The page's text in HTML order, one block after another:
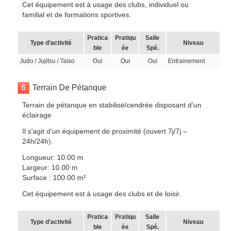
Cet équipement est à usage des clubs, individuel ou
familial et de formations sportives.
Type d’activité
Pratica
ble
Pratiqu
ée
Salle
Spé.
Niveau
Judo / Jujitsu / Taïso Oui Oui Oui Entrainement
6 Terrain De Pétanque
Terrain de pétanque en stabilisé/cendrée disposant d’un
éclairage
Il s’agit d’un équipement de proximité (ouvert 7j/7j –
24h/24h).
Longueur: 10.00 m
Largeur: 10.00 m
Surface : 100.00 m²
Cet équipement est à usage des clubs et de loisir.
Type d’activité
Pratica
ble
Pratiqu
ée
Salle
Spé.
Niveau